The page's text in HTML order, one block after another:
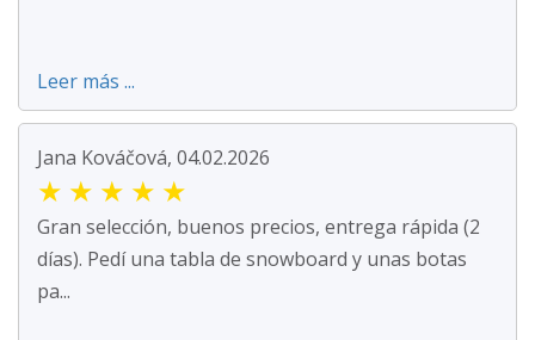
Leer más ...
Jana Kováčová, 04.02.2026
★ ★ ★ ★ ★
Gran selección, buenos precios, entrega rápida (2
días). Pedí una tabla de snowboard y unas botas
pa...